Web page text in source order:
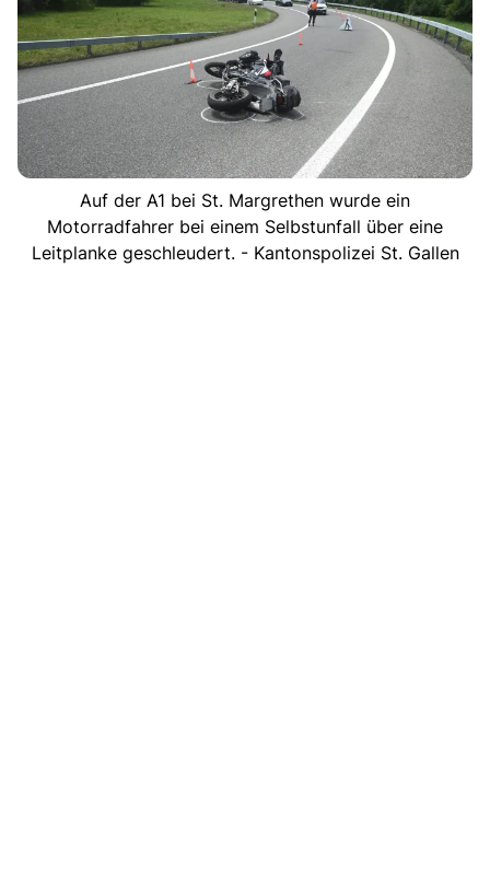
Auf der A1 bei St. Margrethen wurde ein
Motorradfahrer bei einem Selbstunfall über eine
Leitplanke geschleudert. - Kantonspolizei St. Gallen